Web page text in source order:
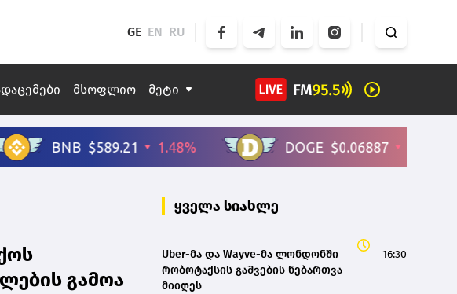
GE EN RU
მსოფლიო მეტი
გამოა
ყველა სიახლე
Uber-მა და Wayve-მა ლონდონში
რობოტაქსის გაშვების ნებართვა
მიიღეს
16:30